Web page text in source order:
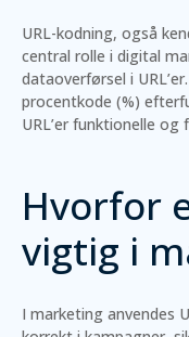
URL-kodning, også
central rolle i digital
dataoverførsel i
procentkode (%)
URL’er funktionelle
Hvorfor
vigtig i
I marketing anvendes